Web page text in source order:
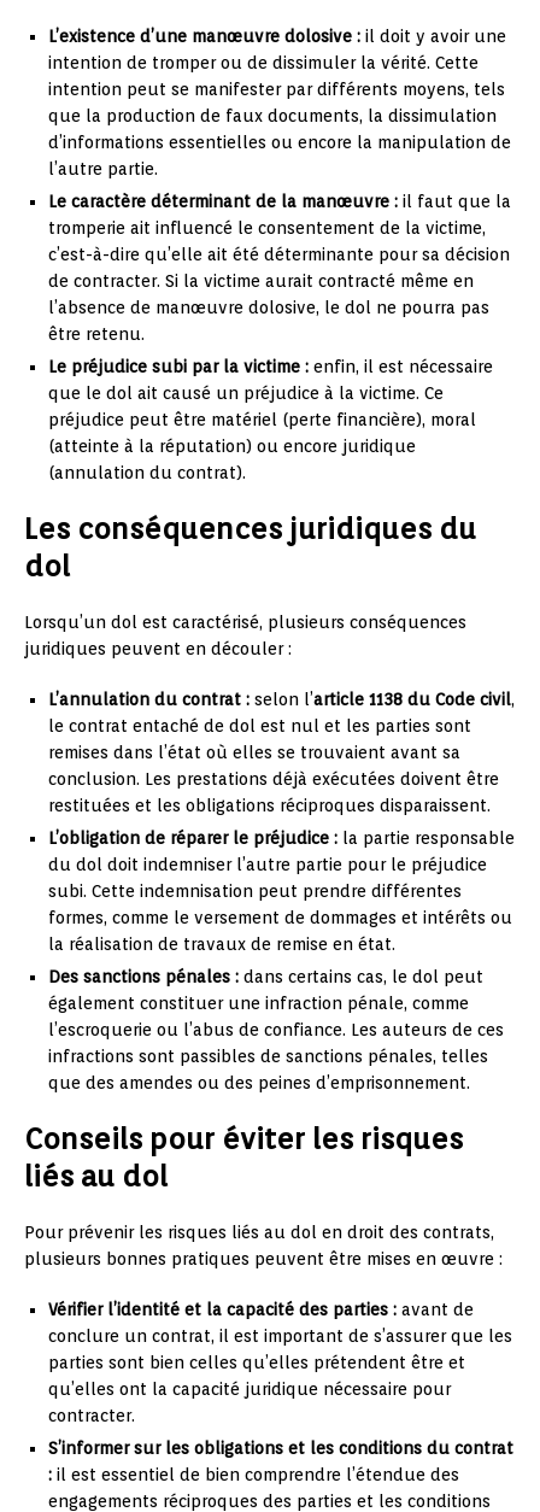
L’existence d’une manœuvre dolosive : il doit y avoir une
intention de tromper ou de dissimuler la vérité. Cette
intention peut se manifester par différents moyens, tels
que la production de faux documents, la dissimulation
d’informations essentielles ou encore la manipulation de
l’autre partie.
Le caractère déterminant de la manœuvre : il faut que la
tromperie ait influencé le consentement de la victime,
c’est-à-dire qu’elle ait été déterminante pour sa décision
de contracter. Si la victime aurait contracté même en
l’absence de manœuvre dolosive, le dol ne pourra pas
être retenu.
Le préjudice subi par la victime : enfin, il est nécessaire
que le dol ait causé un préjudice à la victime. Ce
préjudice peut être matériel (perte financière), moral
(atteinte à la réputation) ou encore juridique
(annulation du contrat).
Les conséquences juridiques du
dol
Lorsqu’un dol est caractérisé, plusieurs conséquences
juridiques peuvent en découler :
L’annulation du contrat : selon l’article 1138 du Code civil,
le contrat entaché de dol est nul et les parties sont
remises dans l’état où elles se trouvaient avant sa
conclusion. Les prestations déjà exécutées doivent être
restituées et les obligations réciproques disparaissent.
L’obligation de réparer le préjudice : la partie responsable
du dol doit indemniser l’autre partie pour le préjudice
subi. Cette indemnisation peut prendre différentes
formes, comme le versement de dommages et intérêts ou
la réalisation de travaux de remise en état.
Des sanctions pénales : dans certains cas, le dol peut
également constituer une infraction pénale, comme
l’escroquerie ou l’abus de confiance. Les auteurs de ces
infractions sont passibles de sanctions pénales, telles
que des amendes ou des peines d’emprisonnement.
Conseils pour éviter les risques
liés au dol
Pour prévenir les risques liés au dol en droit des contrats,
plusieurs bonnes pratiques peuvent être mises en œuvre :
Vérifier l’identité et la capacité des parties : avant de
conclure un contrat, il est important de s’assurer que les
parties sont bien celles qu’elles prétendent être et
qu’elles ont la capacité juridique nécessaire pour
contracter.
S’informer sur les obligations et les conditions du contrat
: il est essentiel de bien comprendre l’étendue des
engagements réciproques des parties et les conditions